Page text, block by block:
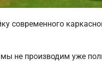
современного
не производим уже